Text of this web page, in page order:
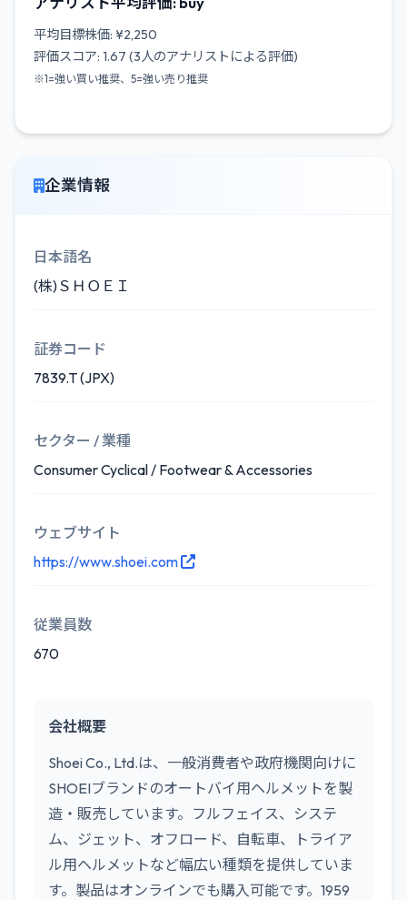
平均目標株価: ¥2,250
評価スコア: 1.67 (3人のアナリストによる評価)
※1=強い買い推奨、5=強い売り推奨
企業情報
日本語名
(株)ＳＨＯＥＩ
証券コード
7839.T (JPX)
セクター / 業種
Consumer Cyclical / Footwear & Accessories
ウェブサイト
https://www.shoei.com
従業員数
670
会社概要
Shoei Co., Ltd.は、一般消費者や政府機関向けに
SHOEIブランドのオートバイ用ヘルメットを製
造・販売しています。フルフェイス、システ
ム、ジェット、オフロード、自転車、トライア
ル用ヘルメットなど幅広い種類を提供していま
す。製品はオンラインでも購入可能です。1959